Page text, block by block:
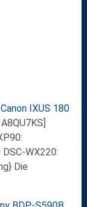
IXUS 180
WX220:
Die